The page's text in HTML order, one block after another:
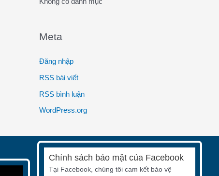
Meta
Đăng nhập
RSS bài viết
RSS bình luận
WordPress.org
Chính sách bảo mật của Facebook
Tại Facebook, chúng tôi cam kết bảo vệ